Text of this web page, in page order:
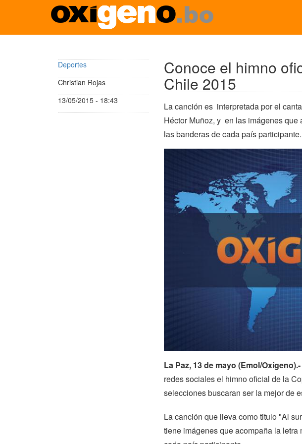
Pasar
Deportes
Christian Rojas
13/05/2015 - 18:43
Conoce el himno
Chile 2015
La canción es interpretada por el
Héctor Muñoz, y en las imágenes
las banderas de cada país participante.
La Paz, 13 de mayo (Emol/Oxígeno).-
redes sociales el himno oficial de la
selecciones buscaran ser la mejor de
La canción que lleva como titulo "Al
tiene imágenes que acompaña la